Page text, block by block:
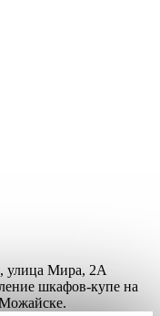
улица Мира, 2А
шкафов-купе на